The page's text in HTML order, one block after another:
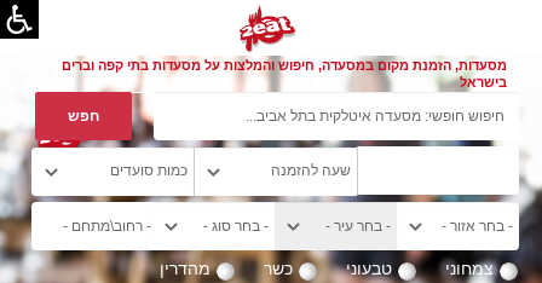
מסעדות, הזמנת מקום במסעדה, חיפוש והמלצות על מסעדות בתי קפה וברים
בישראל
צמחוני טבעוני כשר מהדרין